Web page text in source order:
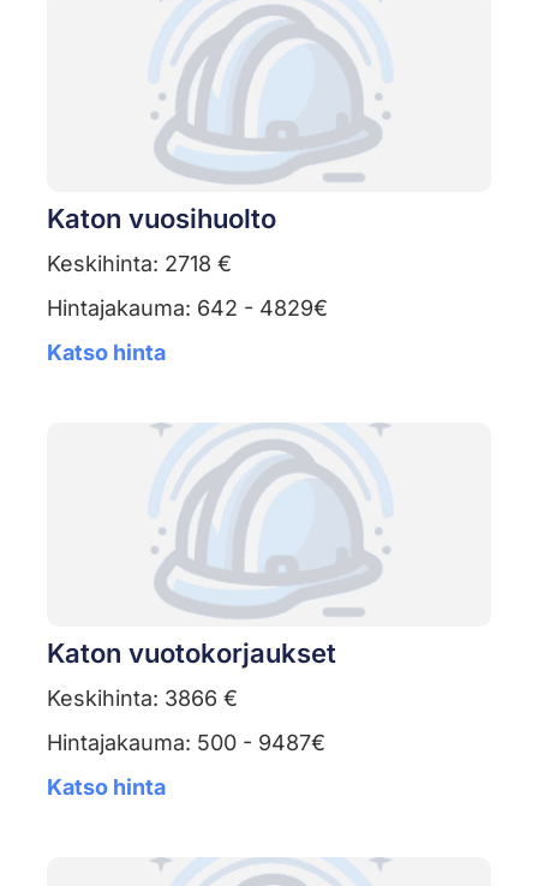
Katon vuosihuolto
Keskihinta: 2718 €
Hintajakauma: 642 - 4829€
Katso hinta
Katon vuotokorjaukset
Keskihinta: 3866 €
Hintajakauma: 500 - 9487€
Katso hinta